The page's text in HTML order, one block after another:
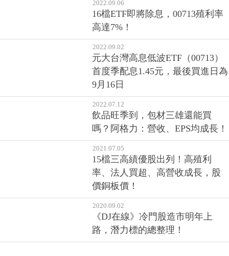
高檔照樣賺！技術分析專家不藏
私，4招抓出買賣點
2022.09.06
16檔ETF即將除息，00713殖利率
高達7%！
2022.09.02
首度季配息1.45元，最後買進日為
9月16日
2022.07.12
飲品旺季到，包材三雄還能買
嗎？阿格力：營收、EPS均成長！
2021.07.05
率、法人買超、高營收成長，股
價銅板價！